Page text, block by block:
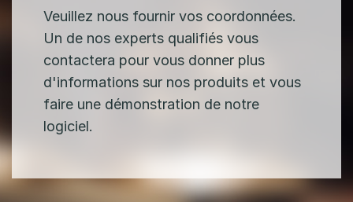
Veuillez nous fournir vos coordonnées.
Un de nos experts qualifiés vous
contactera pour vous donner plus
d'informations sur nos produits et vous
faire une démonstration de notre
logiciel.